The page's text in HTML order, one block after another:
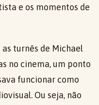
e os momentos de
turnês de Michael
no cinema, um ponto
funcionar como
Ou seja, não